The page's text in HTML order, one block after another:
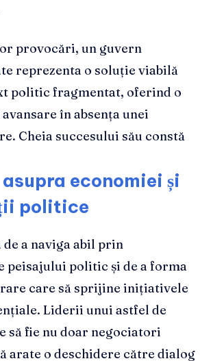
provocări, un guvern
reprezenta o soluție viabilă
politic fragmentat, oferind o
în absența unei
Cheia succesului său constă
economiei și
politice
a naviga abil prin
peisajului politic și de a forma
care să sprijine inițiativele
Liderii unui astfel de
să fie nu doar negociatori
arate o deschidere către dialog